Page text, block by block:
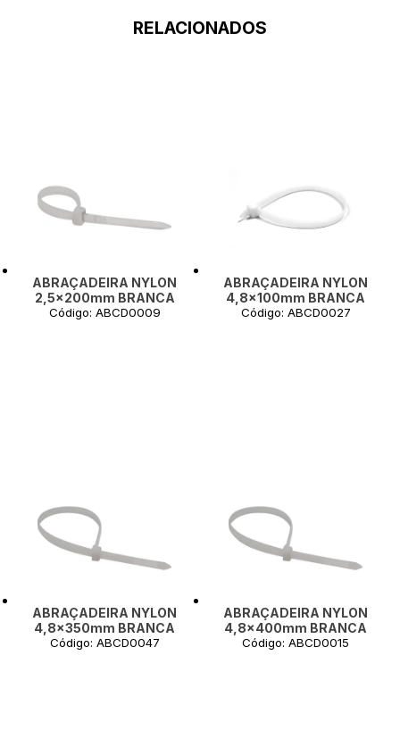
RELACIONADOS
ABRAÇADEIRA NYLON
2,5x200mm BRANCA
Código: ABCD0009
ABRAÇADEIRA NYLON
4,8x100mm BRANCA
Código: ABCD0027
ABRAÇADEIRA NYLON
4,8x350mm BRANCA
Código: ABCD0047
ABRAÇADEIRA NYLON
4,8x400mm BRANCA
Código: ABCD0015